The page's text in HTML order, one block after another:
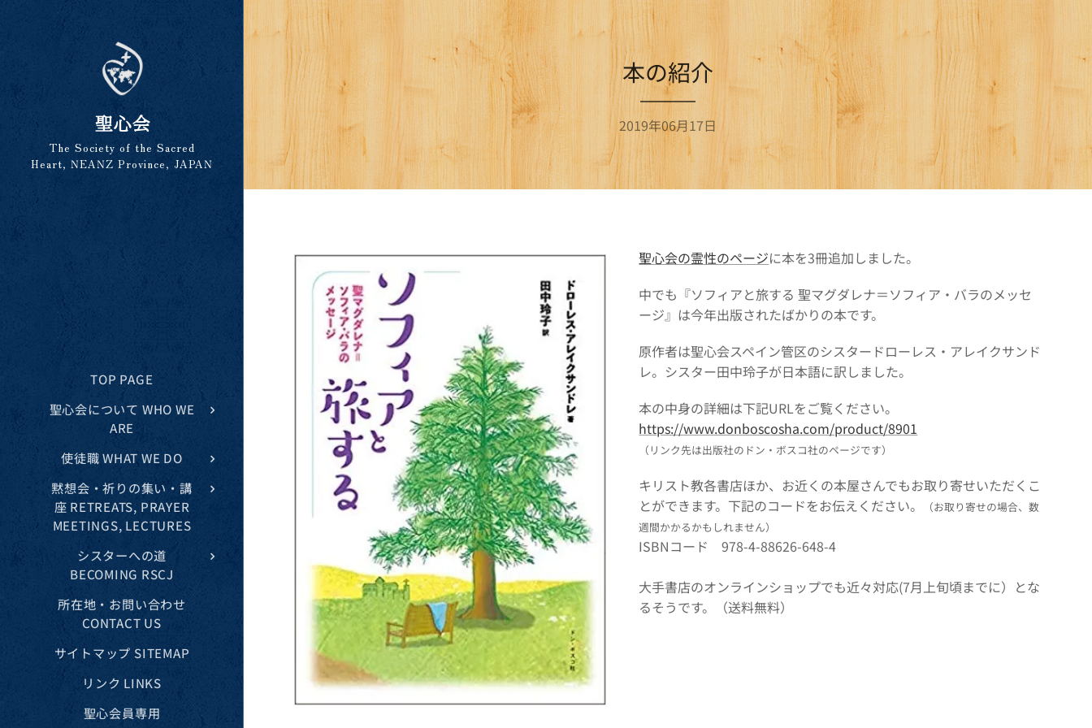
聖心会
The Society of the Sacred
Heart, NEANZ Province, JAPAN
TOP PAGE
聖心会について WHO WE
ARE
使徒職 WHAT WE DO
黙想会・祈りの集い・講
座 RETREATS, PRAYER
MEETINGS, LECTURES
シスターへの道
BECOMING RSCJ
所在地・お問い合わせ
CONTACT US
サイトマップ SITEMAP
リンク LINKS
聖心会員専用
本の紹介
2019年06月17日
聖心会の霊性のページに本を3冊追加しました。
中でも『ソフィアと旅する 聖マグダレナ＝ソフィア・バラのメッセ
ージ』は今年出版されたばかりの本です。
原作者は聖心会スペイン管区のシスタードローレス・アレイクサンド
レ。シスター田中玲子が日本語に訳しました。
本の中身の詳細は下記URLをご覧ください。
https://www.donboscosha.com/product/8901
（リンク先は出版社のドン・ボスコ社のページです）
キリスト教各書店ほか、お近くの本屋さんでもお取り寄せいただくこ
とができます。下記のコードをお伝えください。
（お取り寄せの場合、数
週間かかるかもしれません）
ISBNコード 978-4-88626-648-4
大手書店のオンラインショップでも近々対応(7月上旬頃までに）とな
るそうです。（送料無料）